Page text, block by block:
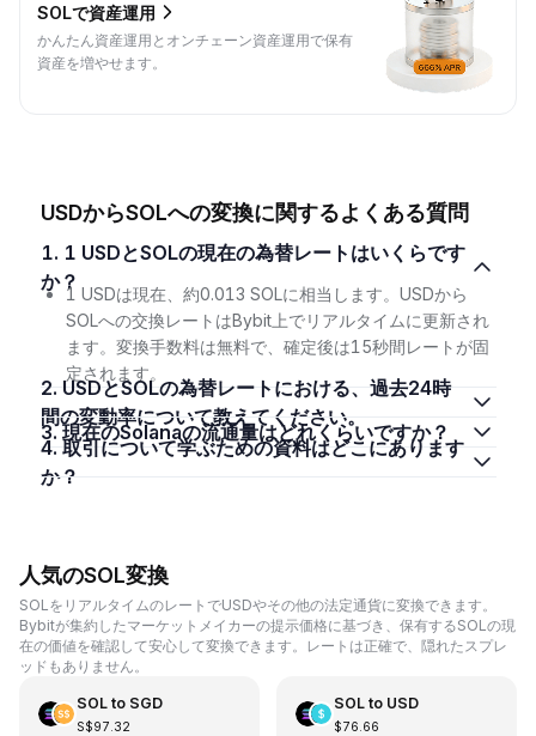
SOLで資産運用
かんたん資産運用とオンチェーン資産運用で保有
資産を増やせます。
USDからSOLへの変換に関するよくある質問
1. 1 USDとSOLの現在の為替レートはいくらです
か？
1 USDは現在、約0.013 SOLに相当します。USDから
SOLへの交換レートはBybit上でリアルタイムに更新され
ます。変換手数料は無料で、確定後は15秒間レートが固
定されます。
2. USDとSOLの為替レートにおける、過去24時
間の変動率について教えてください。
3. 現在のSolanaの流通量はどれくらいですか？
4. 取引について学ぶための資料はどこにあります
か？
人気のSOL変換
SOLをリアルタイムのレートでUSDやその他の法定通貨に変換できます。
Bybitが集約したマーケットメイカーの提示価格に基づき、保有するSOLの現
在の価値を確認して安心して変換できます。レートは正確で、隠れたスプレ
ッドもありません。
SOLto SGD
S$97.32
SOLto USD
$76.66